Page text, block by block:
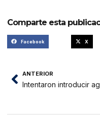
Comparte esta
Facebook X
ANTERIOR